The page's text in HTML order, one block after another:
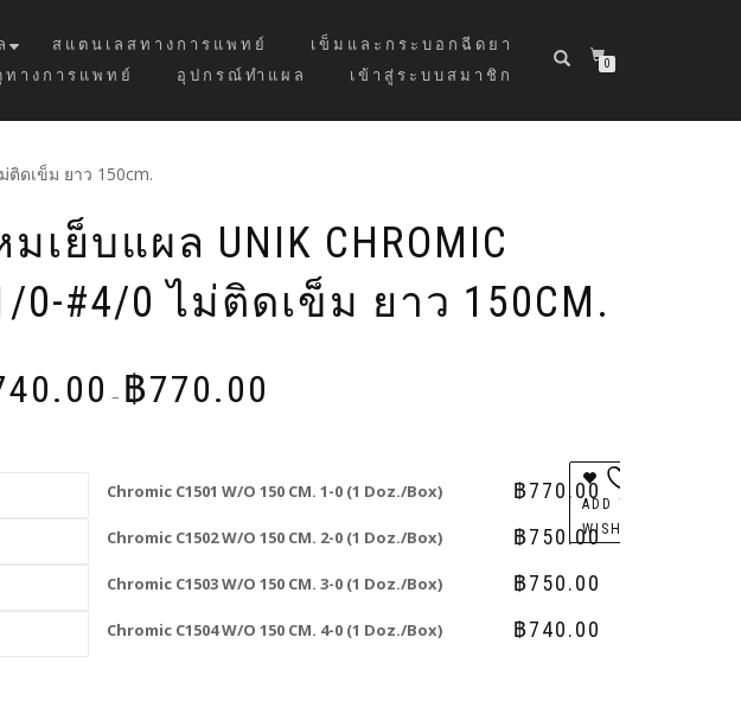
สแตนเลสทางการแพทย์
เข็มและกระบอกฉีดยา
ทางการแพทย์
อุปกรณ์ทำแผล เข้าสู่ระบบสมาชิก
0
ติดเข็ม ยาว 150cm.
เย็บแผล UNIK CHROMIC
0-#4/0 ไม่ติดเข็ม ยาว 150CM.
– ฿770.00
Chromic C1501 W/O 150 CM. 1-0 (1 Doz./Box) ฿770.00
Chromic C1502 W/O 150 CM. 2-0 (1 Doz./Box) ฿750.00
Chromic C1503 W/O 150 CM. 3-0 (1 Doz./Box) ฿750.00
Chromic C1504 W/O 150 CM. 4-0 (1 Doz./Box) ฿740.00
ADD TO
WISHLIST